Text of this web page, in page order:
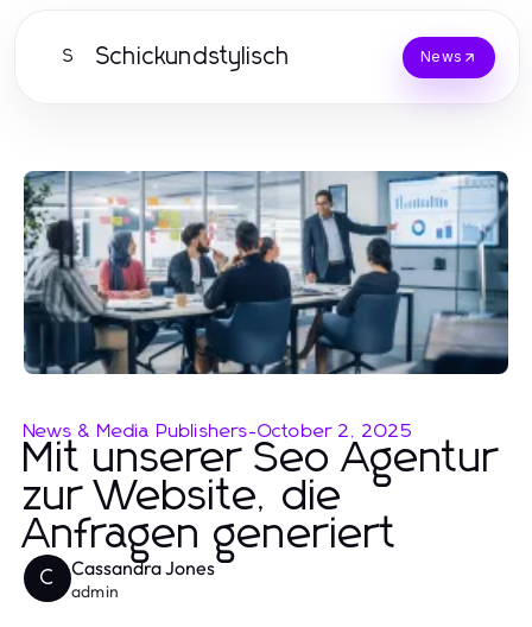
S Schickundstylisch News
News & Media Publishers-October 2, 2025
Mit unserer Seo Agentur
zur Website, die
Anfragen generiert
C Cassandra Jones
admin